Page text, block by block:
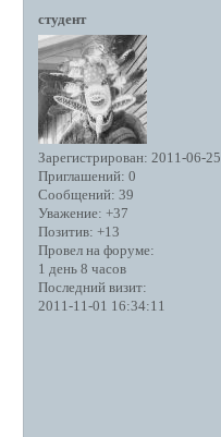
студент
Зарегистрирован: 2011-06-25
Приглашений: 0
Сообщений: 39
Уважение: +37
Позитив: +13
Провел на форуме:
1 день 8 часов
Последний визит:
2011-11-01 16:34:11